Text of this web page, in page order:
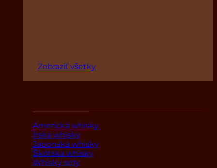
Zobraziť všetky
Americká whisky
Írska whisky
Japonská whisky
Škótska whisky
Whisky sety